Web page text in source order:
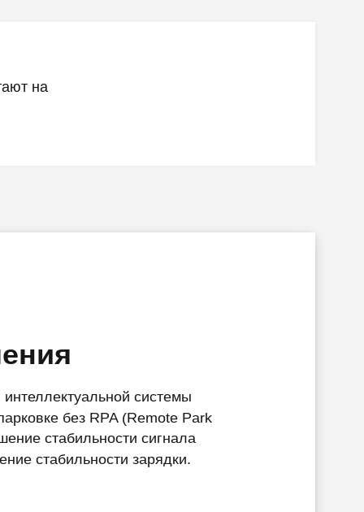
на
системы
без RPA (Remote Park
стабильности сигнала
стабильности зарядки.